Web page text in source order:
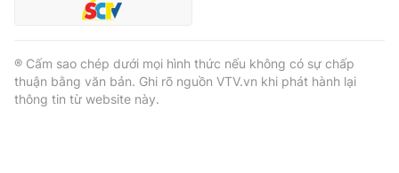
® Cấm sao chép dưới mọi hình thức nếu không có sự chấp
thuận bằng văn bản. Ghi rõ nguồn VTV.vn khi phát hành lại
thông tin từ website này.